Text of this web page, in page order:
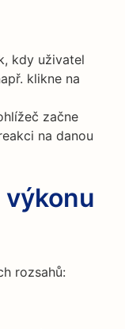
kdy uživatel
klikne na
začne
na danou
rozsahů: